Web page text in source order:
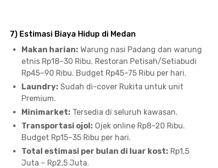
7) Estimasi Biaya Hidup di Medan
Makan harian: Warung nasi Padang dan warung
etnis Rp18–30 Ribu. Restoran Petisah/Setiabudi
Rp45–90 Ribu. Budget Rp45–75 Ribu per hari.
Laundry: Sudah di-cover Rukita untuk unit
Premium.
Minimarket: Tersedia di seluruh kawasan.
Transportasi ojol: Ojek online Rp8–20 Ribu.
Budget Rp15–35 Ribu per hari.
Total estimasi per bulan di luar kost: Rp1,5
Juta – Rp2,5 Juta.